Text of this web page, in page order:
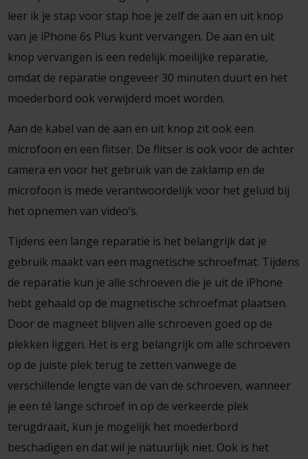
leer ik je stap voor stap hoe je zelf de aan en uit knop
van je iPhone 6s Plus kunt vervangen. De aan en uit
knop vervangen is een redelijk moeilijke reparatie,
omdat de reparatie ongeveer 30 minuten duurt en het
moederbord ook verwijderd moet worden.
Aan de kabel van de aan en uit knop zit ook een
microfoon en een flitser. De flitser is ook voor de achter
camera en voor het gebruik van de zaklamp en de
microfoon is mede verantwoordelijk voor het geluid bij
het opnemen van video’s.
Tijdens een lange reparatie is het belangrijk dat je
gebruik maakt van een magnetische schroefmat. Tijdens
de reparatie kun je alle schroeven die je uit de iPhone
hebt gehaald op de magnetische schroefmat plaatsen.
Door de magneet blijven alle schroeven goed op de
plekken liggen. Het is erg belangrijk om alle schroeven
op de juiste plek terug te zetten vanwege de
verschillende lengte van de van de schroeven, wanneer
je een té lange schroef in op de verkeerde plek
terugdraait, kun je mogelijk het moederbord
beschadigen en dat wil je natuurlijk niet. Ook is het